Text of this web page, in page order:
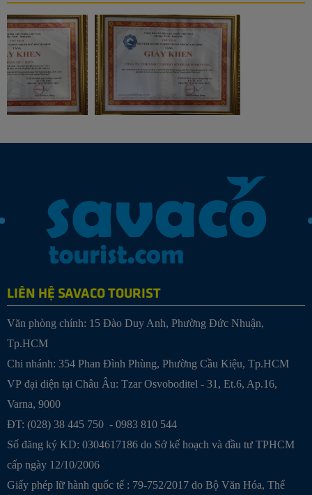
LIÊN HỆ SAVACO TOURIST
Văn phòng chính: 15 Đào Duy Anh, Phường Đức Nhuận,
Tp.HCM
Chi nhánh: 354 Phan Đình Phùng, Phường Cầu Kiệu, Tp.HCM
VP đại diện tại Châu Âu: Tzar Osvoboditel - 31, Et.6, Ap.16,
Varna, 9000
ĐT: (028) 38 445 750 - 0983 810 544
Số đăng ký KD: 0304617186 do Sở kế hoạch và đầu tư TPHCM
cấp ngày 12/10/2006
Giấy phép lữ hành quốc tế : 79-752/2017 do Bộ Văn Hóa, Thể